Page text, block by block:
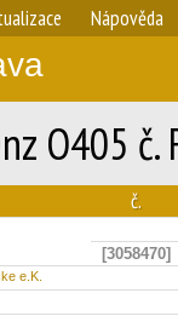
Nápověda
O405 č.
č.
[3058470]
e.K.